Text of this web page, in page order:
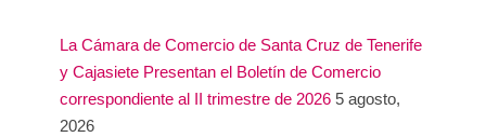
La Cámara de Comercio de Santa Cruz de Tenerife
y Cajasiete Presentan el Boletín de Comercio
correspondiente al II trimestre de 2026 5 agosto,
2026